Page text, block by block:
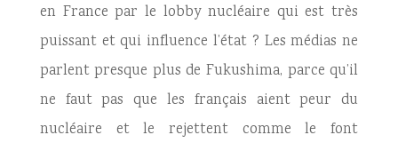
en France par le lobby nucléaire qui est très
puissant et qui influence l’état ? Les médias ne
parlent presque plus de Fukushima, parce qu’il
ne faut pas que les français aient peur du
nucléaire et le rejettent comme le font